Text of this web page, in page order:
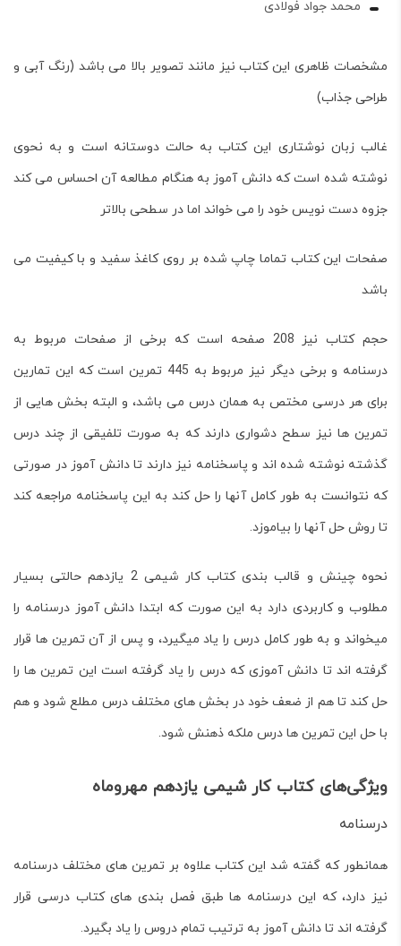
محمد جواد فولادی
مشخصات ظاهری این کتاب نیز مانند تصویر بالا می باشد (رنگ آبی و
طراحی جذاب)
غالب زبان نوشتاری این کتاب به حالت دوستانه است و به نحوی
نوشته شده است که دانش آموز به هنگام مطالعه آن احساس می کند
جزوه دست نویس خود را می خواند اما در سطحی بالاتر
صفحات این کتاب تماما چاپ شده بر روی کاغذ سفید و با کیفیت می
باشد
حجم کتاب نیز 208 صفحه است که برخی از صفحات مربوط به
درسنامه و برخی دیگر نیز مربوط به 445 تمرین است که این تمارین
برای هر درسی مختص به همان درس می باشد، و البته بخش هایی از
تمرین ها نیز سطح دشواری دارند که به صورت تلفیقی از چند درس
گذشته نوشته شده اند و پاسخنامه نیز دارند تا دانش آموز در صورتی
که نتوانست به طور کامل آنها را حل کند به این پاسخنامه مراجعه کند
تا روش حل آنها را بیاموزد.
نحوه چینش و قالب بندیکتاب کار شیمی 2 یازدهم
حالتی بسیار
مطلوب و کاربردی دارد به این صورت که ابتدا دانش آموز درسنامه را
میخواند و به طور کامل درس را یاد میگیرد، و پس از آن تمرین ها قرار
گرفته اند تا دانش آموزی که درس را یاد گرفته است این تمرین ها را
حل کند تا هم از ضعف خود در بخش های مختلف درس مطلع شود و هم
با حل این تمرین ها درس ملکه ذهنش شود.
ویژگی‌های کتاب کار شیمی یازدهم مهروماه
درسنامه
همانطور که گفته شد این کتاب علاوه بر تمرین های مختلف درسنامه
نیز دارد، که این درسنامه ها طبق فصل بندی های کتاب درسی قرار
گرفته اند تا دانش آموز به ترتیب تمام دروس را یاد بگیرد.